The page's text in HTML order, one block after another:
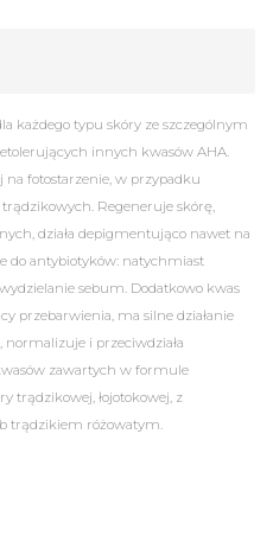
każdego typu skóry ze szczególnym
innych kwasów AHA.
na fotostarzenie, w przypadku
Regeneruje skórę,
działa depigmentująco nawet na
do antybiotyków: natychmiast
sebum. Dodatkowo kwas
przebarwienia, ma silne działanie
i przeciwdziała
zawartych w formule
trądzikowej, łojotokowej, z
trądzikiem różowatym.